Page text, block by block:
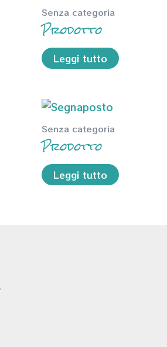
Senza categoria
Prodotto
Leggi tutto
Senza categoria
Prodotto
Leggi tutto